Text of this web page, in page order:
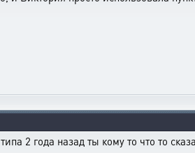
2 года назад ты кому то что то